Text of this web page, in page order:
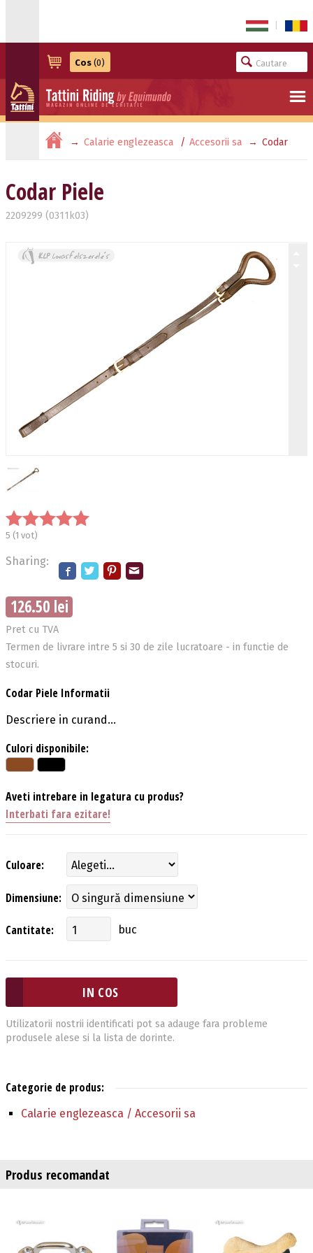
Cos (0)
Calarie englezeasca Accesorii sa Codar
Codar Piele
2209299 (0311k03)
5 (1 vot)
Sharing:
126.50 lei
Pret cu TVA
Termen de livrare intre 5 si 30 de zile lucratoare - in functie de
stocuri.
Codar Piele Informatii
Descriere in curand...
Culori disponibile:
Aveti intrebare in legatura cu produs?
Interbati fara ezitare!
Culoare:
Dimensiune:
Cantitate: buc
Utilizatorii nostrii identificati pot sa adauge fara probleme
produsele alese si la lista de dorinte.
Categorie de produs:
Calarie englezeasca / Accesorii sa
Produs recomandat